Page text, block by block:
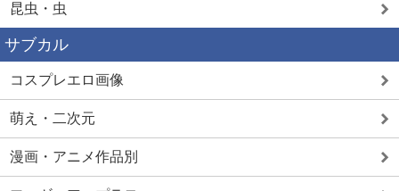
昆虫・虫
サブカル
コスプレエロ画像
萌え・二次元
漫画・アニメ作品別